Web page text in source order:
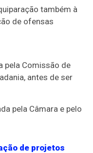
também à
de ofensas
pela Comissão de
antes de ser
pela Câmara e pelo
de projetos